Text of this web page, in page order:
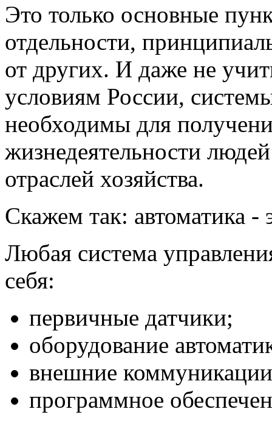
Это только основные
отдельности,
от других. И даже не
условиям России,
необходимы для
жизнедеятельности
отраслей хозяйства.
Скажем так: автоматика -
Любая система
себя:
первичные датчики;
оборудование
внешние
программное